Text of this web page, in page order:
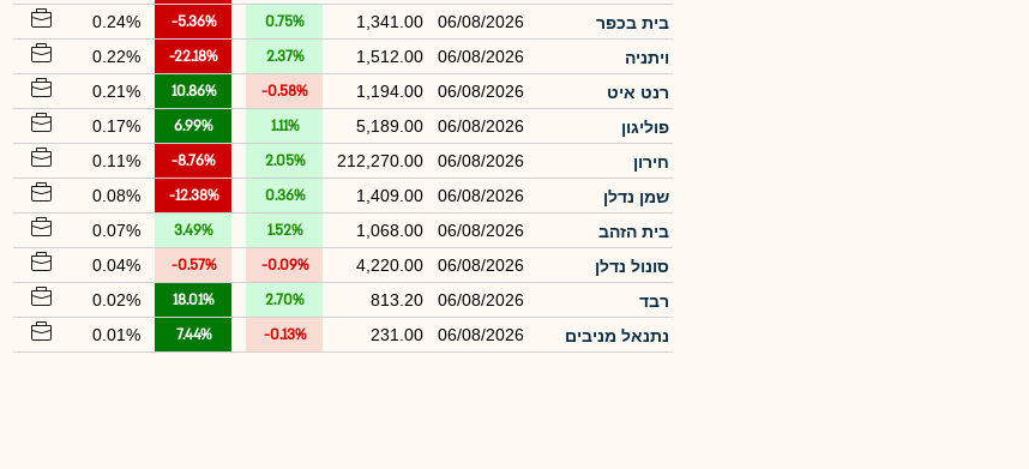
בית בכפר
06/08/2026
1,341.00
0.75%
-5.36%
0.24%
ויתניה
06/08/2026
1,512.00
2.37%
-22.18%
0.22%
רנט איט
06/08/2026
1,194.00
-0.58%
10.86%
0.21%
פוליגון
06/08/2026
5,189.00
1.11%
6.99%
0.17%
חירון
06/08/2026
212,270.00
2.05%
-8.76%
0.11%
שמן נדלן
06/08/2026
1,409.00
0.36%
-12.38%
0.08%
בית הזהב
06/08/2026
1,068.00
1.52%
3.49%
0.07%
סונול נדלן
06/08/2026
4,220.00
-0.09%
-0.57%
0.04%
רבד
06/08/2026
813.20
2.70%
18.01%
0.02%
נתנאל מניבים
06/08/2026
231.00
-0.13%
7.44%
0.01%